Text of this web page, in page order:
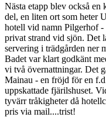
Nästa etapp blev också en
del, en liten ort som heter
hotell vid namn Pilgerhof
privat strand vid sjön. Det
servering i trädgården ner
Badet var klart godkänt
vi två övernattningar. Det
Mainau - en fröjd för en
uppskattade fjärilshuset.
tyvärr tråkigheter då
pris via mail....trist!